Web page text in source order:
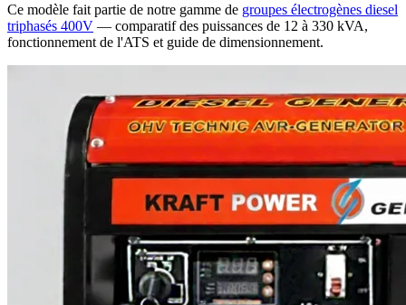
Ce modèle fait partie de notre gamme de groupes électrogènes diesel
triphasés 400V — comparatif des puissances de 12 à 330 kVA,
fonctionnement de l'ATS et guide de dimensionnement.